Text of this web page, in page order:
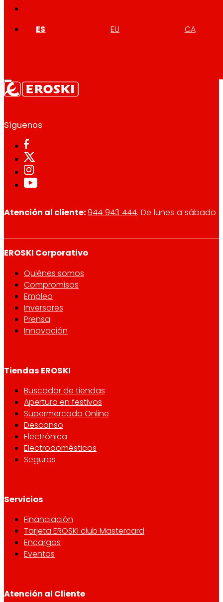
ES EU CA
EUS
PDF
Síguenos
Atención al cliente:944 943 444. De lunes a sábado
EROSKI Corporativo
Quiénes somos
Compromisos
Empleo
Inversores
Prensa
Innovación
Tiendas EROSKI
Buscador de tiendas
Apertura en festivos
Supermercado Online
Descanso
Electrónica
Electrodomésticos
Seguros
Servicios
Financiación
Tarjeta EROSKI club Mastercard
Encargos
Eventos
Atención al Cliente